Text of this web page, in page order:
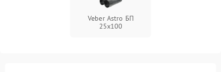
Veber Astro БП
25x100